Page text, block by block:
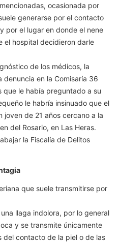
ocasionada por
generarse por el contacto
por el lugar en donde el nene
el hospital decidieron darle
de los médicos, la
en la Comisaría 36
le había preguntado a su
le habría insinuado que el
joven de 21 años cercano a la
del Rosario, en Las Heras.
la Fiscalía de Delitos
que suele transmitirse por
llaga indolora, por lo general
y se transmite únicamente
del contacto de la piel o de las